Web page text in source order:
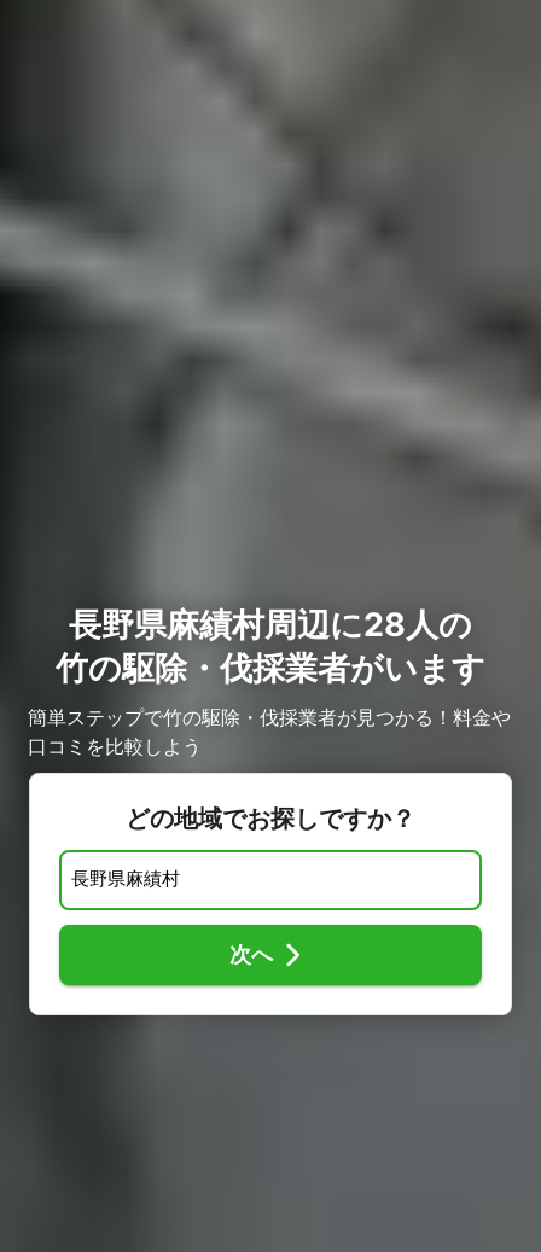
長野県麻績村周辺に28人の
竹の駆除・伐採業者がいます
簡単ステップで竹の駆除・伐採業者が見つかる！料金や
口コミを比較しよう
どの地域でお探しですか？
次へ